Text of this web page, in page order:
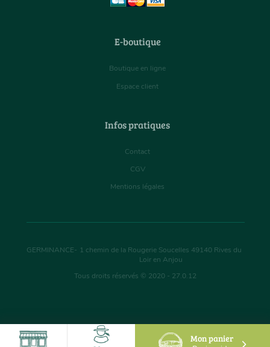
Mon panier
E-boutique
Boutique en ligne
Espace client
Infos pratiques
Contact
CGV
Mentions légales
GERMINANCE- 1 chemin de la Rougerie Soucelles 49140 Rives du
Loir en Anjou
Tous droits réservés © 2020 - 27.0.12